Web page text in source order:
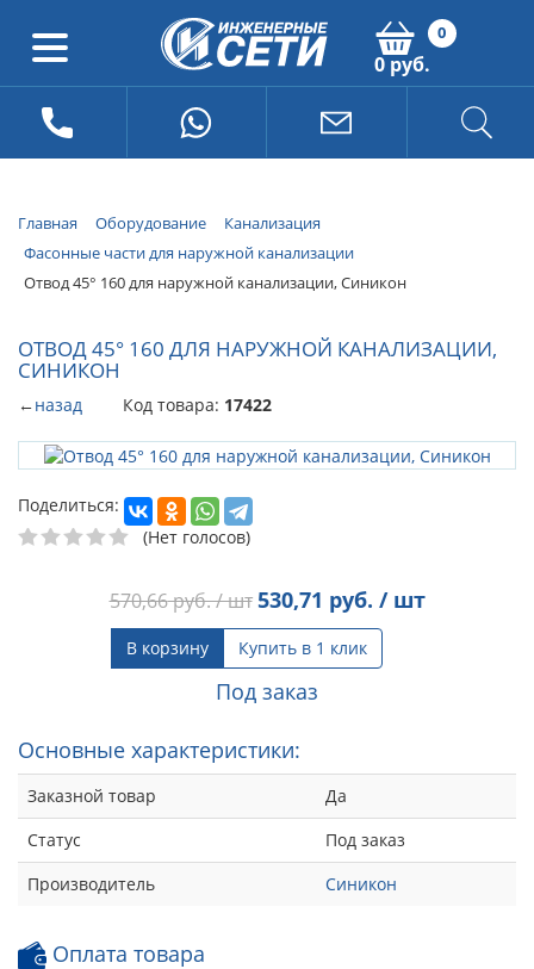
0
0 руб.
Главная Оборудование
Канализация
Фасонные части для наружной канализации
Отвод 45° 160 для наружной канализации, Синикон
ОТВОД 45° 160 ДЛЯ НАРУЖНОЙ КАНАЛИЗАЦИИ,
СИНИКОН
←назад Код товара: 17422
Поделиться:
(Нет голосов)
570,66руб. / шт 530,71 руб. / шт
В корзину Купить в 1 клик
Под заказ
Основные характеристики:
Заказной товар
Да
Статус
Под заказ
Производитель
Синикон
Оплата товара